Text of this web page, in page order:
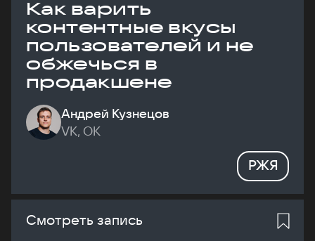
Как варить
контентные вкусы
пользователей и не
обжечься в
продакшене
Андрей Кузнецов
VK, ОК
РЖЯ
Смотреть запись